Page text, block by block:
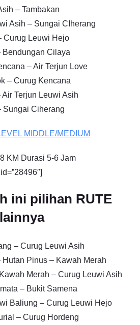
– Tambakan
Asih – Sungai CIherang
Curug Leuwi Hejo
Bendungan Cilaya
– Air Terjun Love
– Curug Kencana
Terjun Leuwi Asih
Sungai Ciherang
MIDDLE/MEDIUM
KM Durasi 5-6 Jam
ini pilihan RUTE
– Curug Leuwi Asih
Pinus – Kawah Merah
Merah – Curug Leuwi Asih
– Bukit Samena
Baliung – Curug Leuwi Hejo
– Curug Hordeng